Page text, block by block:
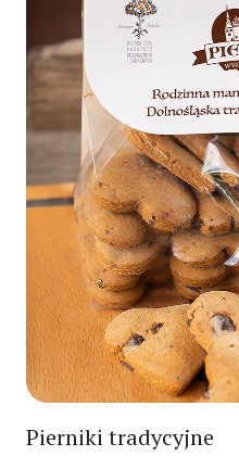
Pierniki tradycyjne